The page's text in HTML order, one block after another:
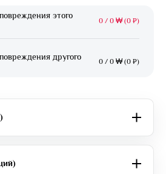
этого
0 / 0 ₩ (0 ₽)
другого
0 / 0 ₩ (0 ₽)